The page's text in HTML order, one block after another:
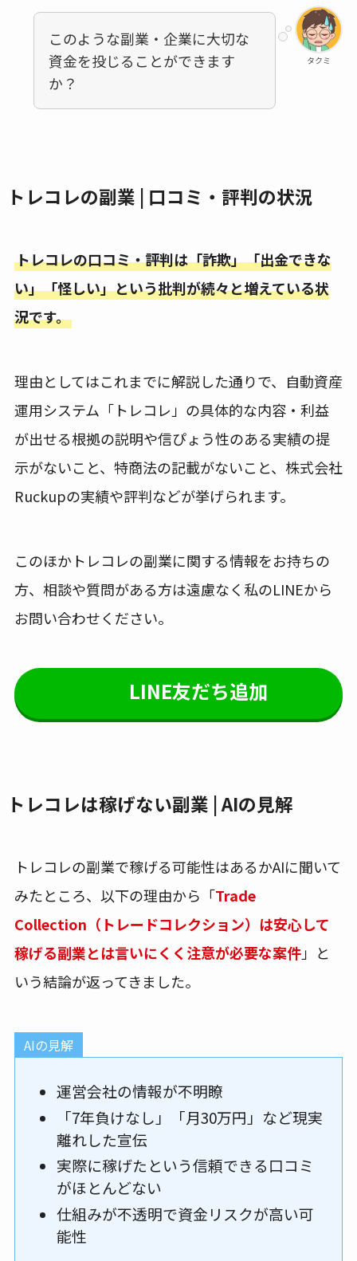
タクミ
このような副業・企業に大切な
資金を投じることができます
か？
トレコレの副業 | 口コミ・評判の状況
トレコレの口コミ・評判は「詐欺」「出金できな
い」「怪しい」という批判が続々と増えている状
況です。
理由としてはこれまでに解説した通りで、自動資産
運用システム「トレコレ」の具体的な内容・利益
が出せる根拠の説明や信ぴょう性のある実績の提
示がないこと、特商法の記載がないこと、株式会社
Ruckupの実績や評判などが挙げられます。
このほかトレコレの副業に関する情報をお持ちの
方、相談や質問がある方は遠慮なく私のLINEから
お問い合わせください。
LINE友だち追加
トレコレは稼げない副業 | AIの見解
トレコレの副業で稼げる可能性はあるかAIに聞いて
みたところ、以下の理由から「Trade
Collection（トレードコレクション）は安心して
稼げる副業とは言いにくく注意が必要な案件」と
いう結論が返ってきました。
AIの見解
運営会社の情報が不明瞭
「7年負けなし」「月30万円」など現実
離れした宣伝
実際に稼げたという信頼できる口コミ
がほとんどない
仕組みが不透明で資金リスクが高い可
能性